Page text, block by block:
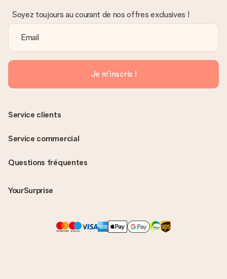
Soyez toujours au courant de nos offres exclusives !
Je m'inscris !
Questions fréquentes
YourSurprise
Service clients
Service commercial